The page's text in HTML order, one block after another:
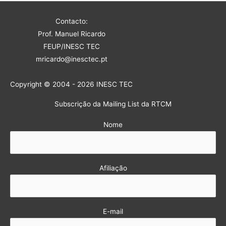
Contacto:
Prof. Manuel Ricardo
FEUP/INESC TEC
mricardo@inesctec.pt
Copyright © 2004 - 2026 INESC TEC
Subscrição da Mailing List da RTCM
Nome
Afiliação
E-mail